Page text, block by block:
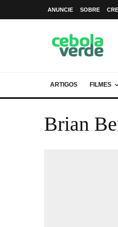
ANUNCIE SOBRE
ARTIGOS FILMES
Brian